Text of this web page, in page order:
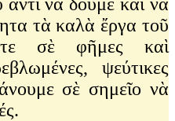
τὰ καλὰ ἔργα τοῦ
σὲ φῆμες καὶ
ψεύτικες
σὲ σημεῖο νὰ